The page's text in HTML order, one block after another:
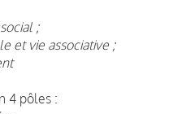
;
et vie associative ;
4 pôles :